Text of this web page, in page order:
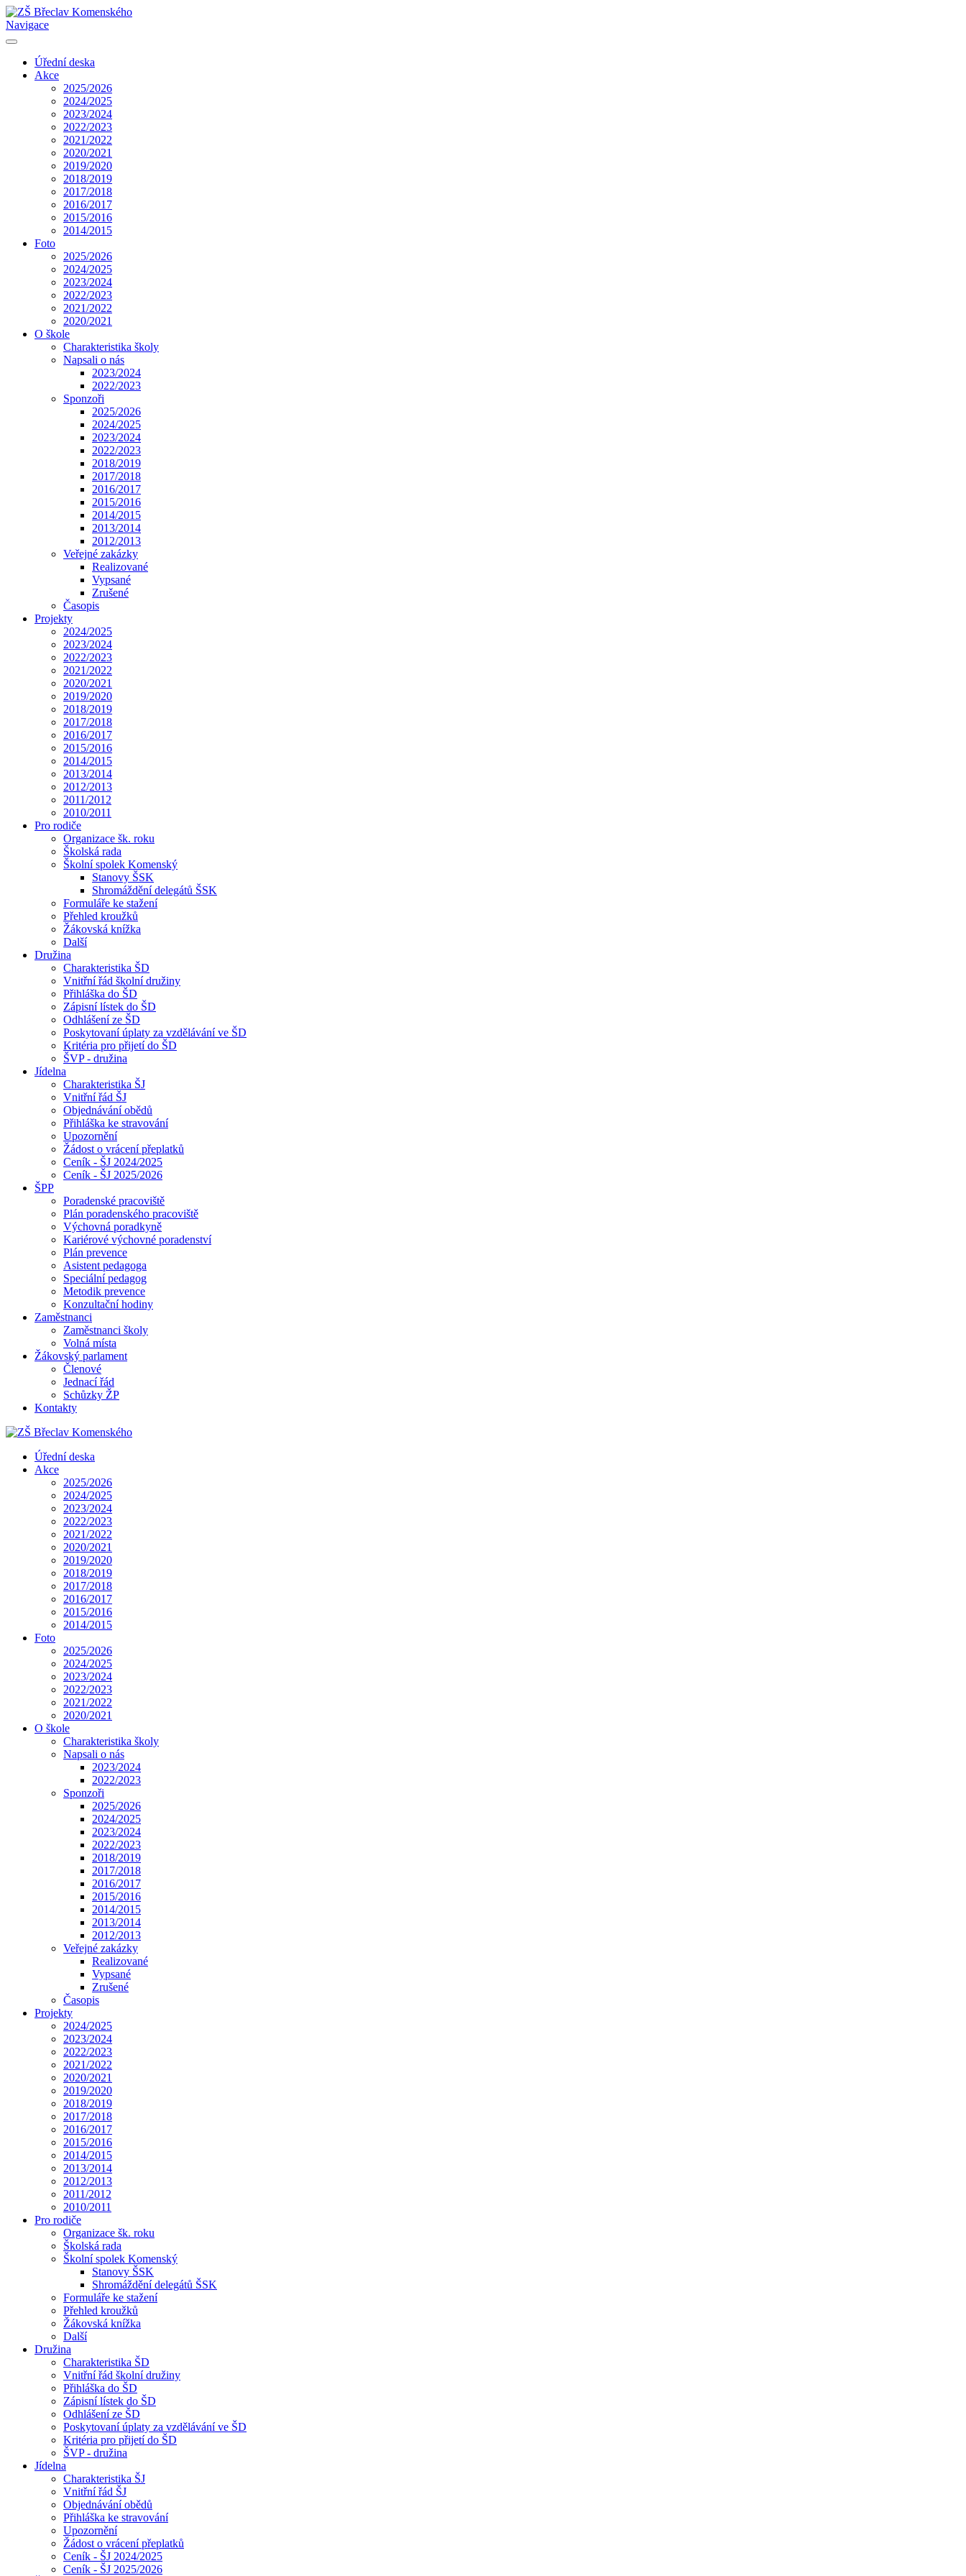
Navigace
Úřední deska
Akce
2025/2026
2024/2025
2023/2024
2022/2023
2021/2022
2020/2021
2019/2020
2018/2019
2017/2018
2016/2017
2015/2016
2014/2015
Foto
2025/2026
2024/2025
2023/2024
2022/2023
2021/2022
2020/2021
O škole
Charakteristika školy
Napsali o nás
2023/2024
2022/2023
Sponzoři
2025/2026
2024/2025
2023/2024
2022/2023
2018/2019
2017/2018
2016/2017
2015/2016
2014/2015
2013/2014
2012/2013
Veřejné zakázky
Realizované
Vypsané
Zrušené
Časopis
Projekty
2024/2025
2023/2024
2022/2023
2021/2022
2020/2021
2019/2020
2018/2019
2017/2018
2016/2017
2015/2016
2014/2015
2013/2014
2012/2013
2011/2012
2010/2011
Pro rodiče
Organizace šk. roku
Školská rada
Školní spolek Komenský
Stanovy ŠSK
Shromáždění delegátů ŠSK
Formuláře ke stažení
Přehled kroužků
Žákovská knížka
Další
Družina
Charakteristika ŠD
Vnitřní řád školní družiny
Přihláška do ŠD
Zápisní lístek do ŠD
Odhlášení ze ŠD
Poskytovaní úplaty za vzdělávání ve ŠD
Kritéria pro přijetí do ŠD
ŠVP - družina
Jídelna
Charakteristika ŠJ
Vnitřní řád ŠJ
Objednávání obědů
Přihláška ke stravování
Upozornění
Žádost o vrácení přeplatků
Ceník - ŠJ 2024/2025
Ceník - ŠJ 2025/2026
ŠPP
Poradenské pracoviště
Plán poradenského pracoviště
Výchovná poradkyně
Kariérové výchovné poradenství
Plán prevence
Asistent pedagoga
Speciální pedagog
Metodik prevence
Konzultační hodiny
Zaměstnanci
Zaměstnanci školy
Volná místa
Žákovský parlament
Členové
Jednací řád
Schůzky ŽP
Kontakty
Úřední deska
Akce
2025/2026
2024/2025
2023/2024
2022/2023
2021/2022
2020/2021
2019/2020
2018/2019
2017/2018
2016/2017
2015/2016
2014/2015
Foto
2025/2026
2024/2025
2023/2024
2022/2023
2021/2022
2020/2021
O škole
Charakteristika školy
Napsali o nás
2023/2024
2022/2023
Sponzoři
2025/2026
2024/2025
2023/2024
2022/2023
2018/2019
2017/2018
2016/2017
2015/2016
2014/2015
2013/2014
2012/2013
Veřejné zakázky
Realizované
Vypsané
Zrušené
Časopis
Projekty
2024/2025
2023/2024
2022/2023
2021/2022
2020/2021
2019/2020
2018/2019
2017/2018
2016/2017
2015/2016
2014/2015
2013/2014
2012/2013
2011/2012
2010/2011
Pro rodiče
Organizace šk. roku
Školská rada
Školní spolek Komenský
Stanovy ŠSK
Shromáždění delegátů ŠSK
Formuláře ke stažení
Přehled kroužků
Žákovská knížka
Další
Družina
Charakteristika ŠD
Vnitřní řád školní družiny
Přihláška do ŠD
Zápisní lístek do ŠD
Odhlášení ze ŠD
Poskytovaní úplaty za vzdělávání ve ŠD
Kritéria pro přijetí do ŠD
ŠVP - družina
Jídelna
Charakteristika ŠJ
Vnitřní řád ŠJ
Objednávání obědů
Přihláška ke stravování
Upozornění
Žádost o vrácení přeplatků
Ceník - ŠJ 2024/2025
Ceník - ŠJ 2025/2026